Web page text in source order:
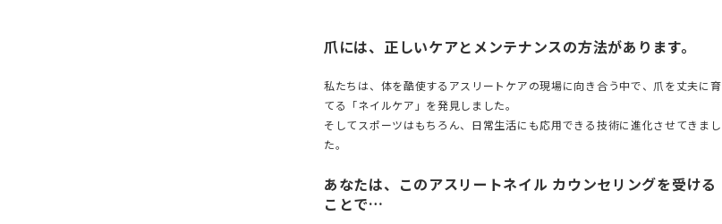
爪には、正しいケアとメンテナンスの方法があります。
私たちは、体を酷使するアスリートケアの現場に向き合う中で、爪を丈夫に育
てる「ネイルケア」を発見しました。
そしてスポーツはもちろん、日常生活にも応用できる技術に進化させてきまし
た。
あなたは、このアスリートネイル カウンセリングを受ける
ことで…